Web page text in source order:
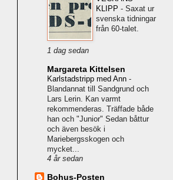
KLIPP - Saxat ur
svenska tidningar
från 60-talet.
1 dag sedan
Margareta Kittelsen
Karlstadstripp med Ann -
Blandannat till Sandgrund och
Lars Lerin. Kan varmt
rekommenderas. Träffade både
han och "Junior" Sedan båttur
och även besök i
Mariebergsskogen och
mycket...
4 år sedan
Bohus-Posten